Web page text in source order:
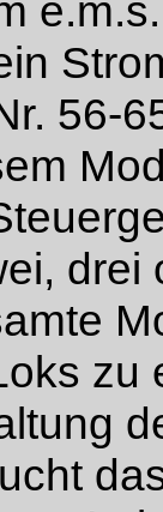
56-
drei
zu